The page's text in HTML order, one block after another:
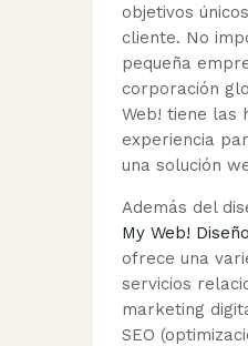
objetivos
cliente. No
pequeña
corporación
Web! tiene las
experiencia
una solución
Además del
My Web!
ofrece una
servicios
marketing
SEO